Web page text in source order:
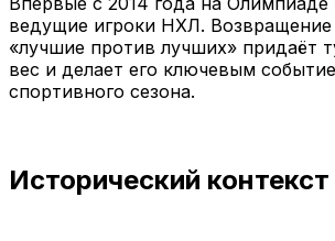
ведущие игроки НХЛ.
«лучшие против лучших» придаёт
вес и делает его ключевым
спортивного сезона.
Исторический контекст